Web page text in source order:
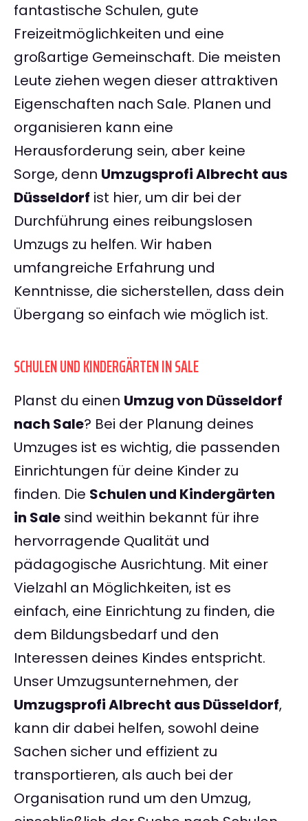
fantastische Schulen, gute
Freizeitmöglichkeiten und eine
großartige Gemeinschaft. Die meisten
Leute ziehen wegen dieser attraktiven
Eigenschaften nach Sale. Planen und
organisieren kann eine
Herausforderung sein, aber keine
Sorge, denn Umzugsprofi Albrecht aus
Düsseldorf ist hier, um dir bei der
Durchführung eines reibungslosen
Umzugs zu helfen. Wir haben
umfangreiche Erfahrung und
Kenntnisse, die sicherstellen, dass dein
Übergang so einfach wie möglich ist.
SCHULEN UND KINDERGÄRTEN IN SALE
Planst du einen Umzug von Düsseldorf
nach Sale? Bei der Planung deines
Umzuges ist es wichtig, die passenden
Einrichtungen für deine Kinder zu
finden. Die Schulen und Kindergärten
in Sale sind weithin bekannt für ihre
hervorragende Qualität und
pädagogische Ausrichtung. Mit einer
Vielzahl an Möglichkeiten, ist es
einfach, eine Einrichtung zu finden, die
dem Bildungsbedarf und den
Interessen deines Kindes entspricht.
Unser Umzugsunternehmen, der
Umzugsprofi Albrecht aus Düsseldorf,
kann dir dabei helfen, sowohl deine
Sachen sicher und effizient zu
transportieren, als auch bei der
Organisation rund um den Umzug,